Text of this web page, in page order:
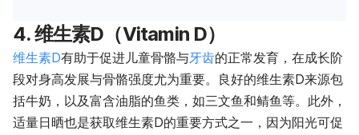
4. 维生素D（Vitamin D）
维生素D有助于促进儿童骨骼与牙齿的正常发育，在成长阶
段对身高发展与骨骼强度尤为重要。良好的维生素D来源包
括牛奶，以及富含油脂的鱼类，如三文鱼和鲭鱼等。此外，
适量日晒也是获取维生素D的重要方式之一，因为阳光可促